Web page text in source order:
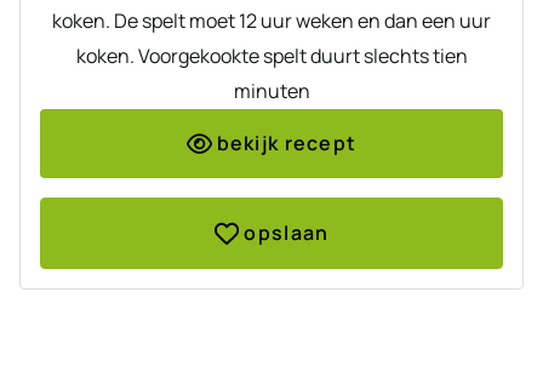
koken. De spelt moet 12 uur weken en dan een uur
koken. Voorgekookte spelt duurt slechts tien
minuten
bekijk recept
opslaan